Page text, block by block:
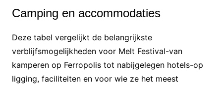
Camping en accommodaties
Deze tabel vergelijkt de belangrijkste
verblijfsmogelijkheden voor Melt Festival-van
kamperen op Ferropolis tot nabijgelegen hotels-op
ligging, faciliteiten en voor wie ze het meest